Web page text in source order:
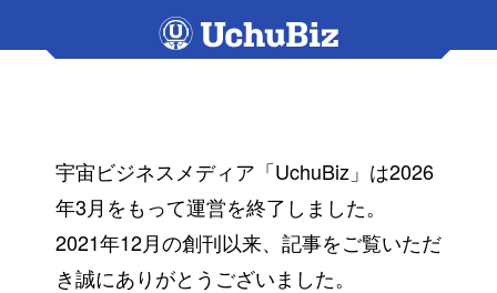
宇宙ビジネスメディア「UchuBiz」は2026
年3月をもって運営を終了しました。
2021年12月の創刊以来、記事をご覧いただ
き誠にありがとうございました。